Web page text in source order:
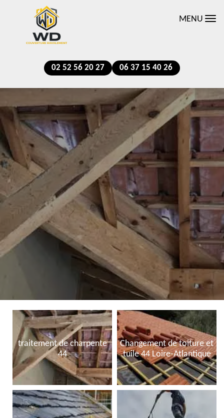
MENU
02 52 56 20 27 06 37 15 40 26
traitement de charpente
44
Changement de toiture et
tuile 44 Loire-Atlantique